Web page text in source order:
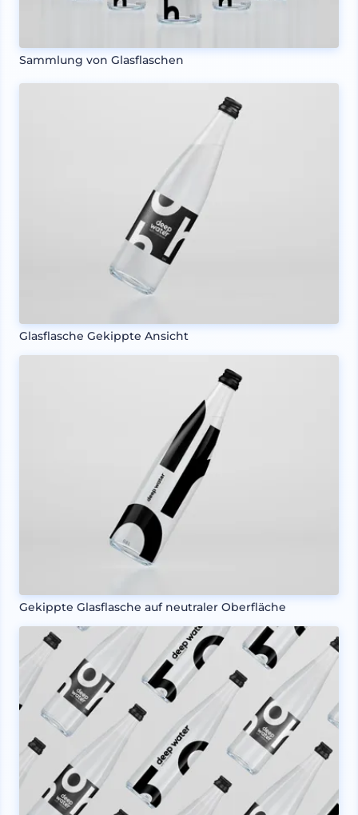
Sammlung von Glasflaschen
Glasflasche Gekippte Ansicht
Gekippte Glasflasche auf neutraler Oberfläche